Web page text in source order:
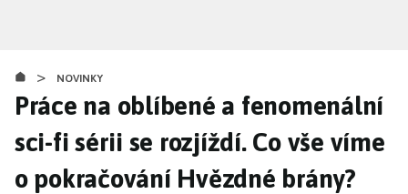
obsahu
> NOVINKY
Práce na oblíbené a fenomenální
sci-fi sérii se rozjíždí. Co vše víme
o pokračování Hvězdné brány?